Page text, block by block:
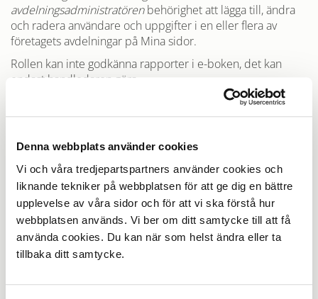
Denna webbplats använder cookies
Vi och våra tredjepartspartners använder cookies och
liknande tekniker på webbplatsen för att ge dig en bättre
upplevelse av våra sidor och för att vi ska förstå hur
webbplatsen används. Vi ber om ditt samtycke till att få
använda cookies. Du kan när som helst ändra eller ta
tillbaka ditt samtycke.
avdelningsadministratörenbehörighet att lägga till, ändra
och radera användare och uppgifter i en eller flera av
företagets avdelningar på Mina sidor.
Rollen kan inte godkänna rapporter i e-boken, det kan
endast handledaren göra.
Dessa roller brukar innehas av någon som arbetar
administrativt på företaget. Rollen kräver inget yrkesbevis.
RELATERADE LÄNKAR